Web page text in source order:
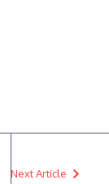
Next Article